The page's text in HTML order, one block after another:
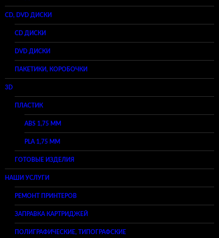
CD, DVD ДИСКИ
CD ДИСКИ
DVD ДИСКИ
ПАКЕТИКИ, КОРОБОЧКИ
3D
ПЛАСТИК
ABS 1,75 ММ
PLA 1,75 ММ
ГОТОВЫЕ ИЗДЕЛИЯ
НАШИ УСЛУГИ
РЕМОНТ ПРИНТЕРОВ
ЗАПРАВКА КАРТРИДЖЕЙ
ПОЛИГРАФИЧЕСКИЕ, ТИПОГРАФСКИЕ